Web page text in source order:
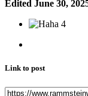
Edited June 30,
4
Link to post